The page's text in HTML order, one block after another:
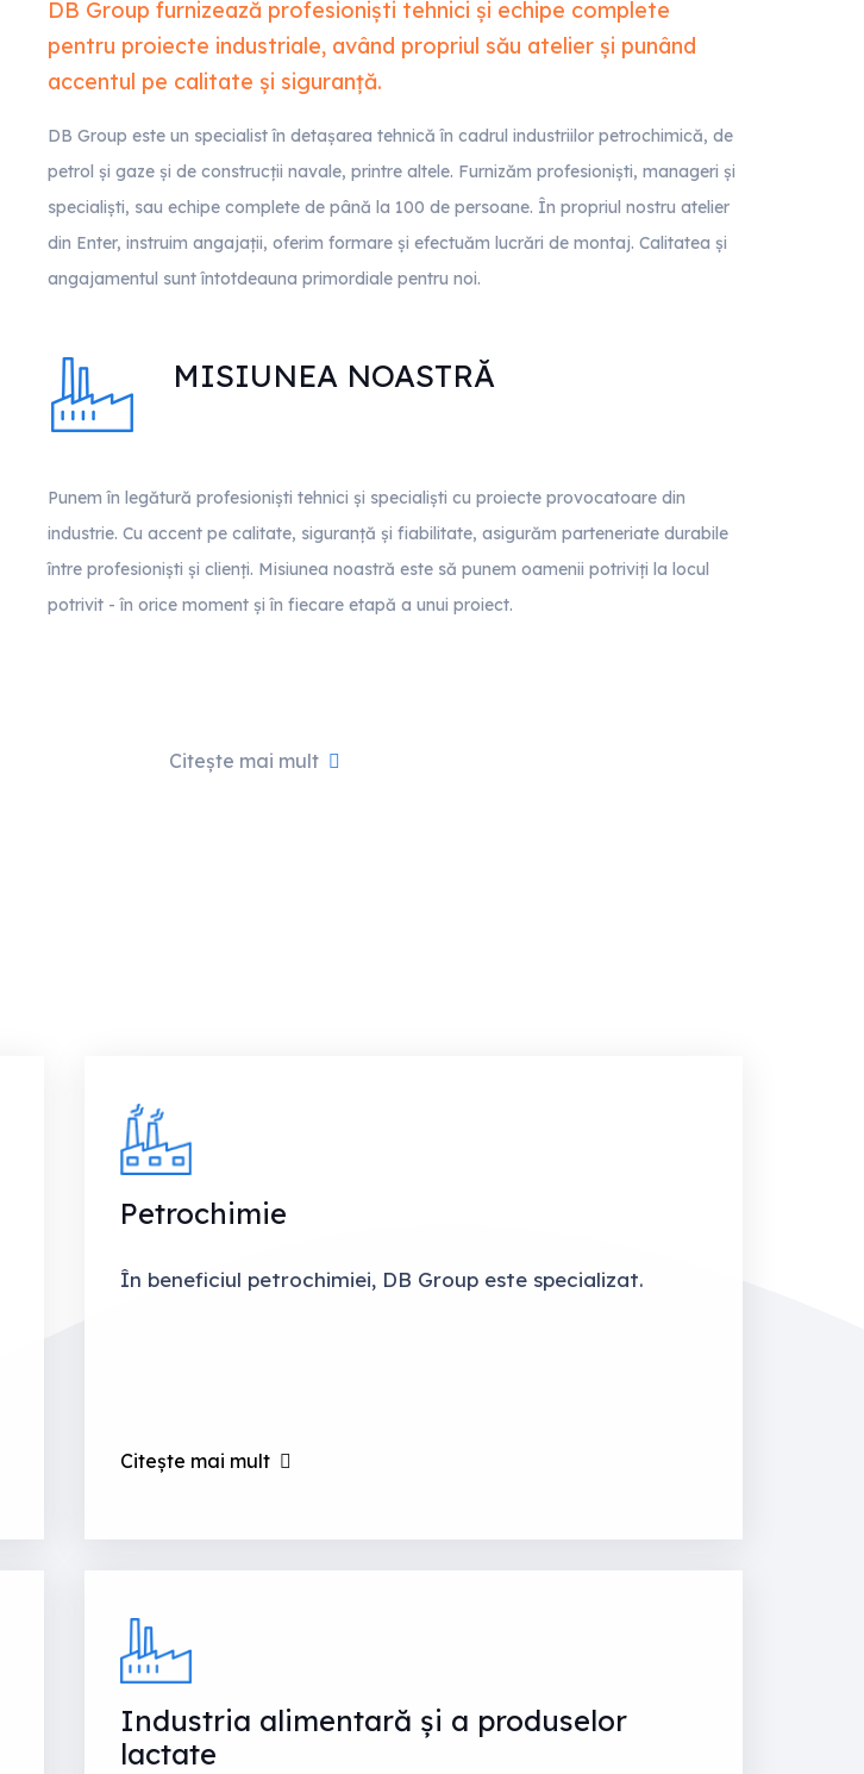
DB Group furnizează profesioniști tehnici și echipe complete
pentru proiecte industriale, având propriul său atelier și punând
accentul pe calitate și siguranță.
DB Group este un specialist în detașarea tehnică în cadrul industriilor petrochimică, de
petrol și gaze și de construcții navale, printre altele. Furnizăm profesioniști, manageri și
specialiști, sau echipe complete de până la 100 de persoane. În propriul nostru atelier
din Enter, instruim angajații, oferim formare și efectuăm lucrări de montaj. Calitatea și
angajamentul sunt întotdeauna primordiale pentru noi.
MISIUNEA NOASTRĂ
Punem în legătură profesioniști tehnici și specialiști cu proiecte provocatoare din
industrie. Cu accent pe calitate, siguranță și fiabilitate, asigurăm parteneriate durabile
între profesioniști și clienți. Misiunea noastră este să punem oamenii potriviți la locul
potrivit - în orice moment și în fiecare etapă a unui proiect.
Citește mai mult
Petrochimie
În beneficiul petrochimiei, DB Group este specializat.
Citește mai mult
Industria alimentară și a produselor
lactate